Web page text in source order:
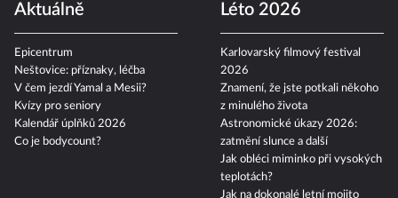
Aktuálně
Epicentrum
Neštovice: příznaky, léčba
V čem jezdí Yamal a Mesii?
Kvízy pro seniory
Kalendář úplňků 2026
Co je bodycount?
Léto 2026
Karlovarský filmový festival
2026
Znamení, že jste potkali někoho
z minulého života
Astronomické úkazy 2026:
zatmění slunce a další
Jak obléci miminko při vysokých
teplotách?
Jak na dokonalé letní mojito